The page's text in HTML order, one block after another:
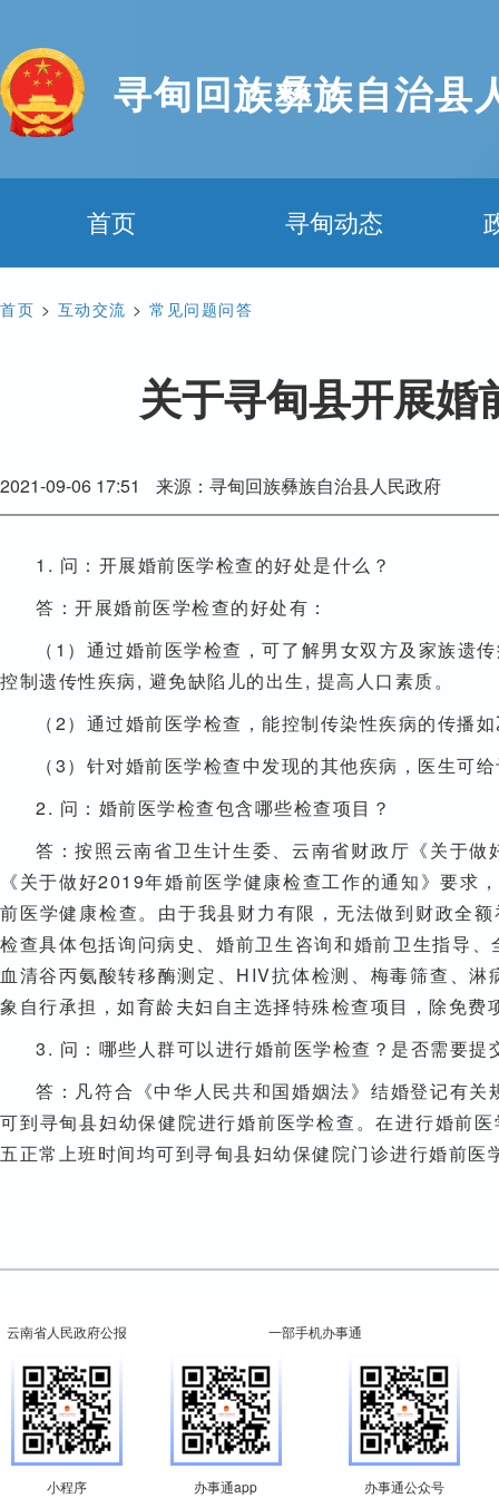
寻甸回族彝族自治县
首页 寻甸动态
首页 > 互动交流 > 常见问题问答
关于寻甸县开展婚
2021-09-06 17:51 来源：寻甸回族彝族自治县人民政府
1. 问：开展婚前医学检查的好处是什么？
答：开展婚前医学检查的好处有：
（1）通过婚前医学检查，可了解男女双方及家族遗
控制遗传性疾病, 避免缺陷儿的出生, 提高人口素质。
（2）通过婚前医学检查，能控制传染性疾病的传播
（3）针对婚前医学检查中发现的其他疾病，医生可
2. 问：婚前医学检查包含哪些检查项目？
答：按照云南省卫生计生委、云南省财政厅《关于
《关于做好2019年婚前医学健康检查工作的通知》要
前医学健康检查。由于我县财力有限，无法做到财政全
检查具体包括询问病史、婚前卫生咨询和婚前卫生指导
血清谷丙氨酸转移酶测定、HIV抗体检测、梅毒筛查、
象自行承担，如育龄夫妇自主选择特殊检查项目，除免费
3. 问：哪些人群可以进行婚前医学检查？是否需要提
答：凡符合《中华人民共和国婚姻法》结婚登记有
可到寻甸县妇幼保健院进行婚前医学检查。在进行婚前
五正常上班时间均可到寻甸县妇幼保健院门诊进行婚前医
云南省人民政府公报
小程序
一部手机办事通
办事通app 办事通公众号